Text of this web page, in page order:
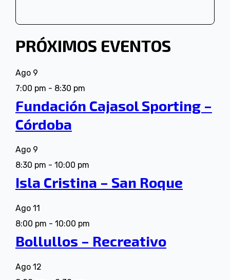
PRÓXIMOS EVENTOS
Ago 9
7:00 pm - 8:30 pm
Fundación Cajasol Sporting –
Córdoba
Ago 9
8:30 pm - 10:00 pm
Isla Cristina – San Roque
Ago 11
8:00 pm - 10:00 pm
Bollullos – Recreativo
Ago 12